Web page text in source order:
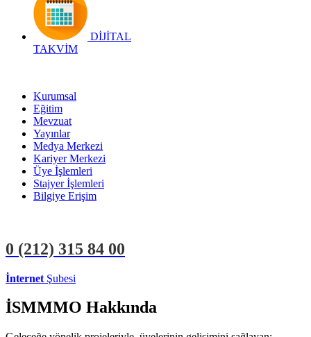
DİJİTAL
TAKVİM
Kurumsal
Eğitim
Mevzuat
Yayınlar
Medya Merkezi
Kariyer Merkezi
Üye İşlemleri
Stajyer İşlemleri
Bilgiye Erişim
0 (212) 315 84 00
İnternet Şubesi
İSMMMO Hakkında